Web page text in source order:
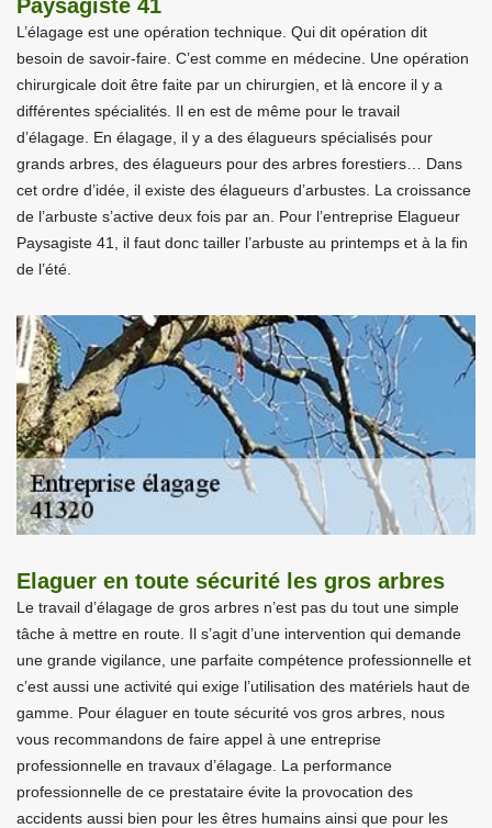
Paysagiste 41
L’élagage est une opération technique. Qui dit opération dit
besoin de savoir-faire. C’est comme en médecine. Une opération
chirurgicale doit être faite par un chirurgien, et là encore il y a
différentes spécialités. Il en est de même pour le travail
d’élagage. En élagage, il y a des élagueurs spécialisés pour
grands arbres, des élagueurs pour des arbres forestiers… Dans
cet ordre d’idée, il existe des élagueurs d’arbustes. La croissance
de l’arbuste s’active deux fois par an. Pour l’entreprise Elagueur
Paysagiste 41, il faut donc tailler l’arbuste au printemps et à la fin
de l’été.
Elaguer en toute sécurité les gros arbres
Le travail d’élagage de gros arbres n’est pas du tout une simple
tâche à mettre en route. Il s’agit d’une intervention qui demande
une grande vigilance, une parfaite compétence professionnelle et
c’est aussi une activité qui exige l’utilisation des matériels haut de
gamme. Pour élaguer en toute sécurité vos gros arbres, nous
vous recommandons de faire appel à une entreprise
professionnelle en travaux d’élagage. La performance
professionnelle de ce prestataire évite la provocation des
accidents aussi bien pour les êtres humains ainsi que pour les